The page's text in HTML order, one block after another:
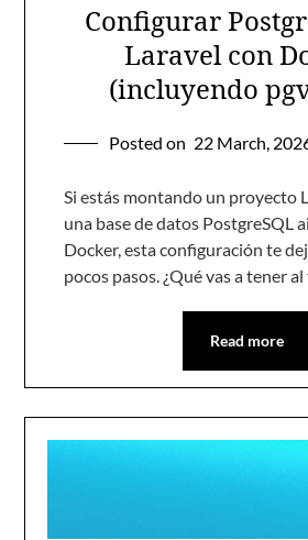
Configurar
Laravel con
(incluyendo
Posted on 22 March,
Si estás montando un proyecto
una base de datos PostgreSQL
Docker, esta configuración te
pocos pasos. ¿Qué vas a tener al
Read more